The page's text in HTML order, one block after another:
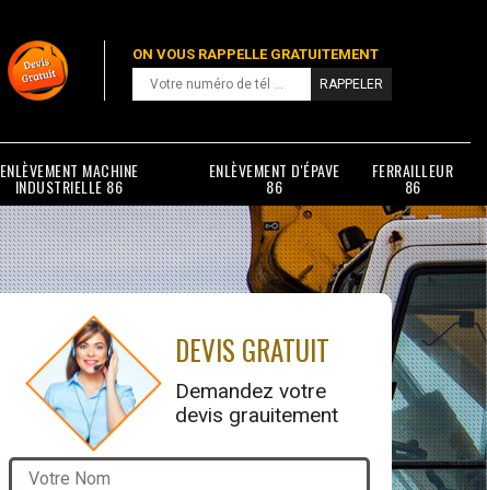
ON VOUS RAPPELLE GRATUITEMENT
ENLÈVEMENT MACHINE
INDUSTRIELLE 86
ENLÈVEMENT D'ÉPAVE
86
FERRAILLEUR
86
DEVIS GRATUIT
Demandez votre
devis grauitement